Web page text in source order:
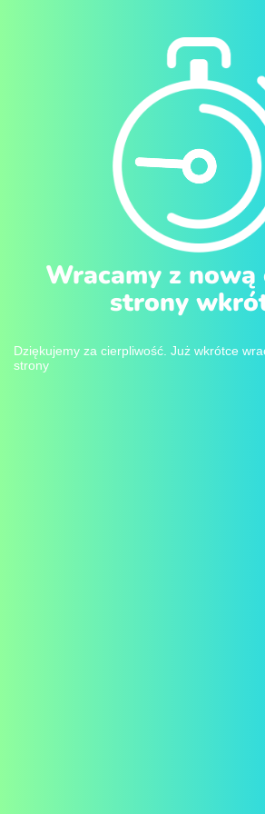
Wracamy z nową
strony
Dziękujemy za cierpliwość. Już wkrótce
strony